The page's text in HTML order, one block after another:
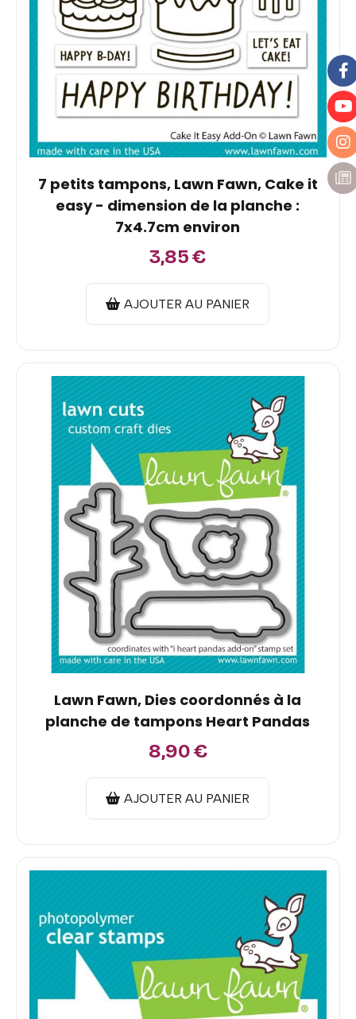
7 petits tampons, Lawn Fawn, Cake it
easy - dimension de la planche :
7x4.7cm environ
3,85€
AJOUTER AU PANIER
Lawn Fawn, Dies coordonnés à la
planche de tampons Heart Pandas
8,90€
AJOUTER AU PANIER